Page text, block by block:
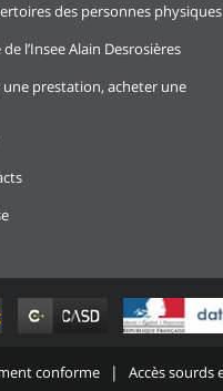
des personnes physiques
l’Insee Alain Desrosières
prestation, acheter une
conforme Accès sourds